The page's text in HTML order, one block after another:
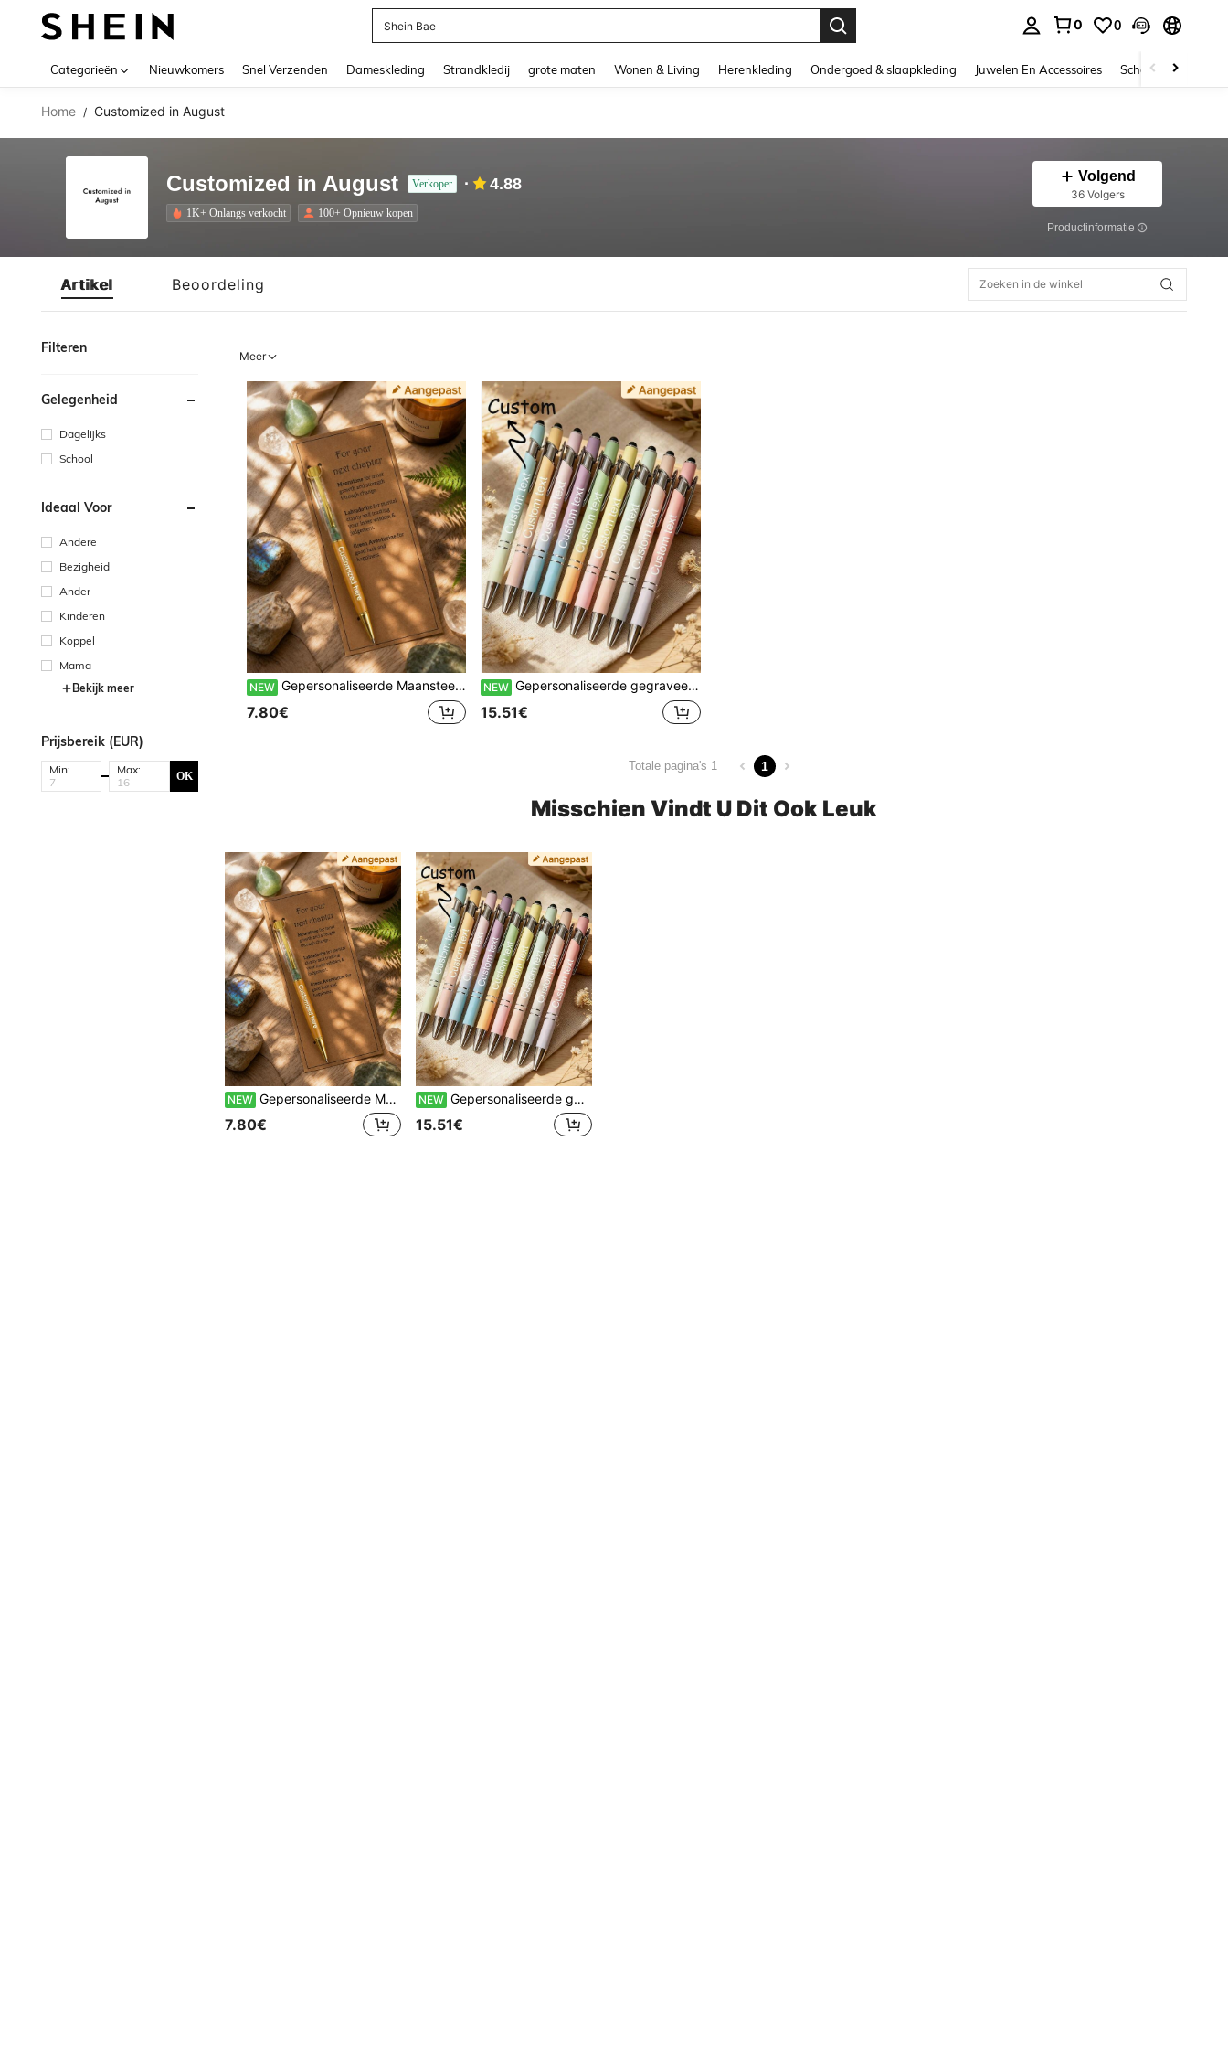
Shein Bae
0 0
Categorieën Nieuwkomers Snel Verzenden Dameskleding Strandkledij grote maten Wonen & Living Herenkleding Ondergoed & slaapkleding Juwelen En Accessoires Schoonheid &
Home / Customized in August
Customized in August Verkoper 4.88
1K+ Onlangs verkocht 100+ Opnieuw kopen
Volgend
36 Volgers
Productinformatie
Artikel Beoordeling
Filteren
Gelegenheid
Dagelijks
School
Ideaal Voor
Andere
Bezigheid
Ander
Kinderen
Koppel
Mama
Bekijk meer
Prijsbereik (EUR)
Min: Max: OK
Meer
NEW Gepersonaliseerde Maansteen Balpen Creatieve Energie Groetkaart 1/3 Set, Een Creatieve Kantoorbenodigdheden Set, Geschikt Voor Kantoorpersoneel, Studenten, Leraren En Anderen, Perfect Voor Cadeaus, Decoratie En Meer.
7.80€
NEW Gepersonaliseerde gegraveerde metalen pennen met kleurverloop, 20/50/70 stuks aangepaste tekst balpennen met stylus, esthetische schoolspullen, uniek cadeau
15.51€
Totale pagina's 1 1
Misschien Vindt U Dit Ook Leuk
NEW Gepersonaliseerde Maansteen Balpen Creatieve Energie Groetkaart 1/3 Set, Een Creatieve Kantoorbenodigdheden Set, Geschikt Voor Kantoorpersoneel, Studenten, Leraren En Anderen, Perfect Voor Cadeaus, Decoratie En Meer.
7.80€
NEW Gepersonaliseerde gegraveerde metalen pennen met kleurverloop, 20/50/70 stuks aangepaste tekst balpennen met stylus, esthetische schoolspullen, uniek cadeau
15.51€